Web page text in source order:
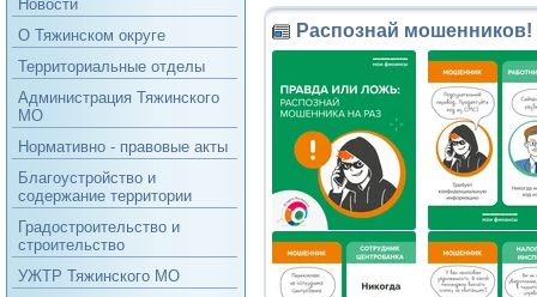
Новости
О Тяжинском округе
Территориальные отделы
Администрация Тяжинского
МО
Нормативно - правовые акты
Благоустройство и
содержание территории
Градостроительство и
строительство
УЖТР Тяжинского МО
Распознай мошенников!